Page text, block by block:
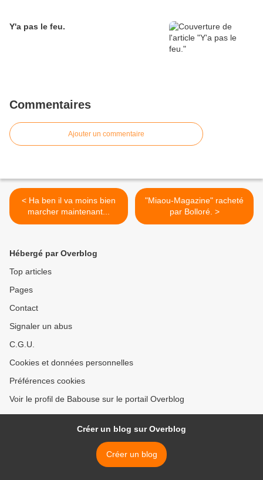
Y'a pas le feu.
Commentaires
Ajouter un commentaire
< Ha ben il va moins bien
marcher maintenant...
"Miaou-Magazine" racheté
par Bolloré. >
Hébergé par Overblog
Top articles
Pages
Contact
Signaler un abus
C.G.U.
Cookies et données personnelles
Préférences cookies
Voir le profil de Babouse sur le portail Overblog
Créer un blog sur Overblog
Créer un blog